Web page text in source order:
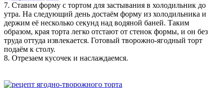
7. Ставим форму с тортом для застывания в холодильник до
утра. На следующий день достаём форму из холодильника и
держим её несколько секунд над водяной баней. Таким
образом, края торта легко отстают от стенок формы, и он без
труда оттуда извлекается. Готовый творожно-ягодный торт
подаём к столу.
8. Отрезаем кусочек и наслаждаемся.